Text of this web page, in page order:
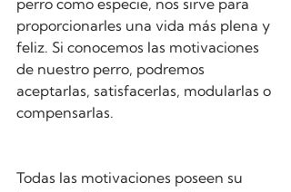
perro como especie, nos sirve para
proporcionarles una vida más plena y
feliz. Si conocemos las motivaciones
de nuestro perro, podremos
aceptarlas, satisfacerlas, modularlas o
compensarlas.
Todas las motivaciones poseen su